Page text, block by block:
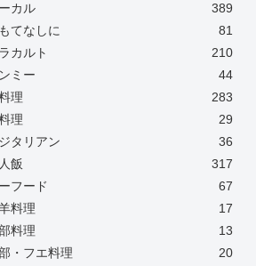
カル
389
てなしに
81
カルト
210
ミー
44
理
283
理
29
タリアン
36
飯
317
フード
67
料理
17
料理
13
・フエ料理
20